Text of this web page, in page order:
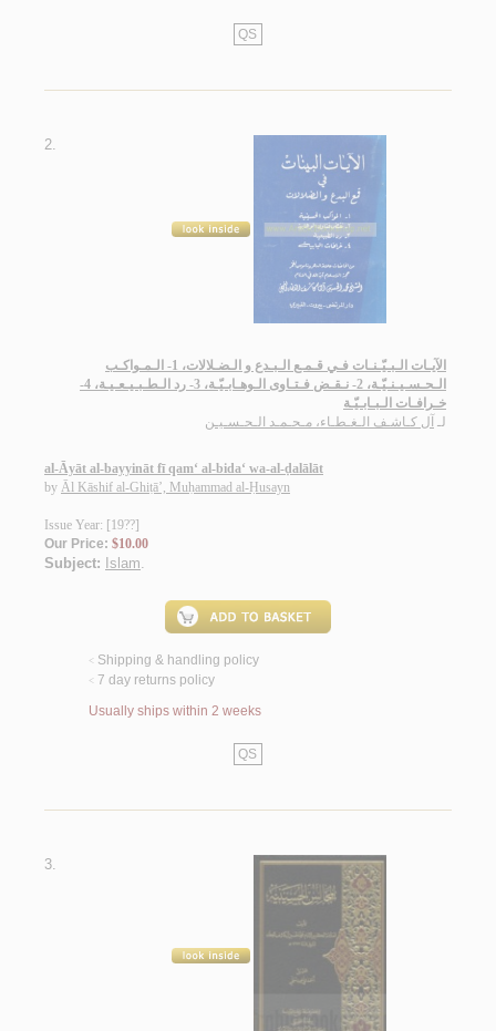
QS
2.
الآيـات الـبـيّـنـات فـي قـمـع الـبـدع و الـضـلالات، 1- الـمـواكـب
الـحـسـيـنـيّـة، 2- نـقـض فـتـاوى الـوهـابـيّـة، 3- رد الـطـبـيـعـيـة، 4-
خـرافـات الـبـابـيّـة
لـ آل كـاشـف الـغـطـاء، مـحـمـد الـحـسـيـن
al-Āyāt al-bayyināt fī qam‘ al-bida‘ wa-al-ḍalālāt
by Āl Kāshif al-Ghiṭā’, Muḥammad al-Ḥusayn
Issue Year: [19??]
Our Price: $10.00
Subject: Islam.
< Shipping & handling policy
< 7 day returns policy
Usually ships within 2 weeks
QS
3.